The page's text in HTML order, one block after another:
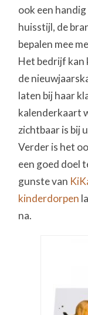
ook een
huisstijl, de
bepalen mee
Het bedrijf kan
de
laten bij haar
kalenderkaart
zichtbaar is bij
Verder is het
een goed doel
gunste van
kinderdorpen
na.